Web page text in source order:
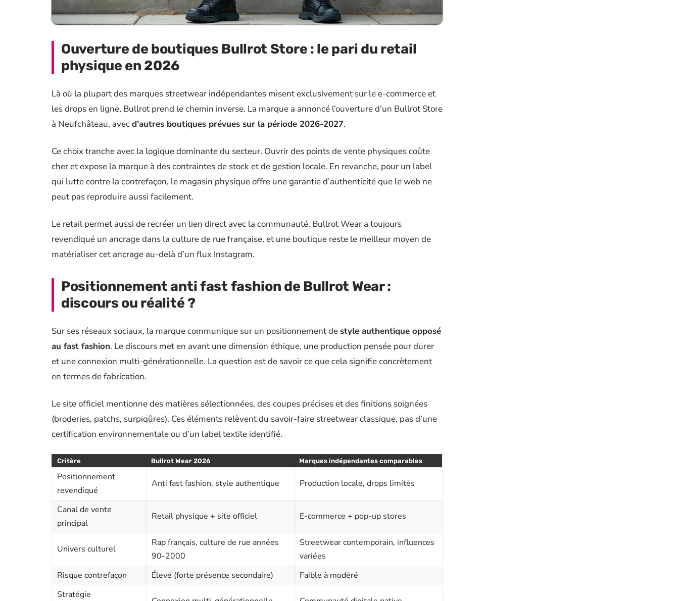
Ouverture de boutiques Bullrot Store : le pari du retail
physique en 2026
Là où la plupart des marques streetwear indépendantes misent exclusivement sur le e-commerce et
les drops en ligne, Bullrot prend le chemin inverse. La marque a annoncé l’ouverture d’un Bullrot Store
à Neufchâteau, avecd’autres boutiques prévues sur la période 2026-2027.
Ce choix tranche avec la logique dominante du secteur. Ouvrir des points de vente physiques coûte
cher et expose la marque à des contraintes de stock et de gestion locale. En revanche, pour un label
qui lutte contre la contrefaçon, le magasin physique offre une garantie d’authenticité que le web ne
peut pas reproduire aussi facilement.
Le retail permet aussi de recréer un lien direct avec la communauté. Bullrot Wear a toujours
revendiqué un ancrage dans la culture de rue française, et une boutique reste le meilleur moyen de
matérialiser cet ancrage au-delà d’un flux Instagram.
Positionnement anti fast fashion de Bullrot Wear :
discours ou réalité ?
Sur ses réseaux sociaux, la marque communique sur un positionnement de style authentique opposé
au fast fashion. Le discours met en avant une dimension éthique, une production pensée pour durer
et une connexion multi-générationnelle. La question est de savoir ce que cela signifie concrètement
en termes de fabrication.
Le site officiel mentionne des matières sélectionnées, des coupes précises et des finitions soignées
(broderies, patchs, surpiqûres). Ces éléments relèvent du savoir-faire streetwear classique, pas d’une
certification environnementale ou d’un label textile identifié.
Critère Bullrot Wear 2026 Marques indépendantes comparables
Positionnement
revendiqué
Anti fast fashion, style authentique Production locale, drops limités
Canal de vente
principal
Retail physique + site officiel E-commerce + pop-up stores
Univers culturel
Rap français, culture de rue années
90-2000
Streetwear contemporain, influences
variées
Risque contrefaçon
Élevé (forte présence secondaire)
Faible à modéré
Stratégie